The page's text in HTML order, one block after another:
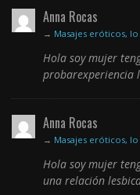
Anna Rocas
→ Masajes eróticos,
Hola soy mujer
probarexperiencia
Anna Rocas
→ Masajes eróticos,
Hola soy mujer
una relación